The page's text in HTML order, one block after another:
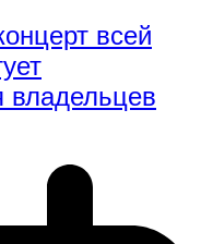
всей
владельцев